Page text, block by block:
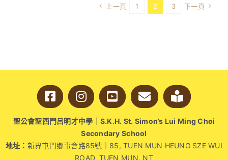
主
設
計
癒
落
上一頁 1 2 3 下一頁
聖公會聖西門呂明才中學｜S.K.H. St. Simon’s Lui Ming Choi
Secondary School
地址： 新界屯門鄉事會路85號｜85, TUEN MUN HEUNG SZE WUI
ROAD, TUEN MUN, NT